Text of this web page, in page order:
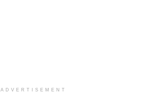
ADVERTISEMENT